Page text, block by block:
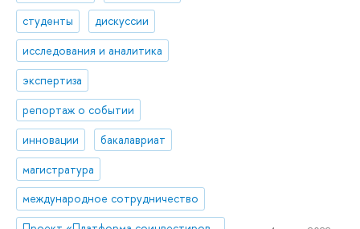
студенты
дискуссии
исследования и аналитика
экспертиза
репортаж о событии
инновации
бакалавриат
магистратура
международное сотрудничество